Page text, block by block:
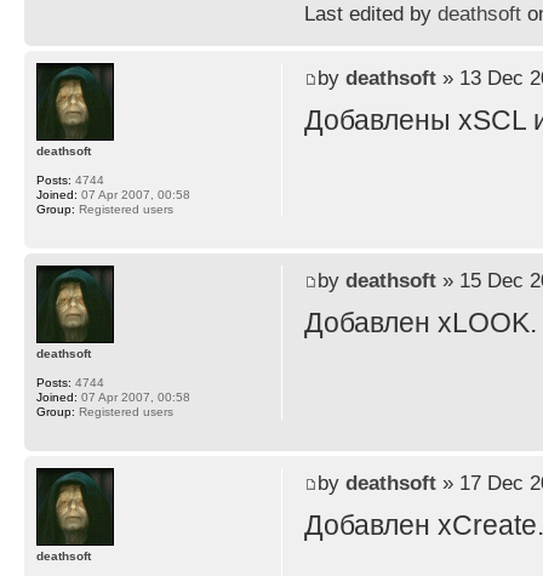
Last edited by deathsoft
by deathsoft» 13 Dec
Добавлены xSCL
deathsoft
Posts: 4744
Joined: 07 Apr 2007, 00:58
Group: Registered users
by deathsoft» 15 Dec
Добавлен xLOOK.
deathsoft
Posts: 4744
Joined: 07 Apr 2007, 00:58
Group: Registered users
by deathsoft» 17 Dec
Добавлен xCreate.
deathsoft